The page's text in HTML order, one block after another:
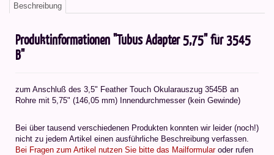
Beschreibung
Produktinformationen "Tubus Adapter 5,75" für 3545
B"
zum Anschluß des 3,5" Feather Touch Okularauszug 3545B an
Rohre mit 5,75" (146,05 mm) Innendurchmesser (kein Gewinde)
Bei über tausend verschiedenen Produkten konnten wir leider (noch!)
nicht zu jedem Artikel einen ausführliche Beschreibung verfassen.
Bei Fragen zum Artikel nutzen Sie bitte das Mailformularoder rufen